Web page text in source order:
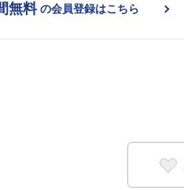
無料 の会員登録はこちら